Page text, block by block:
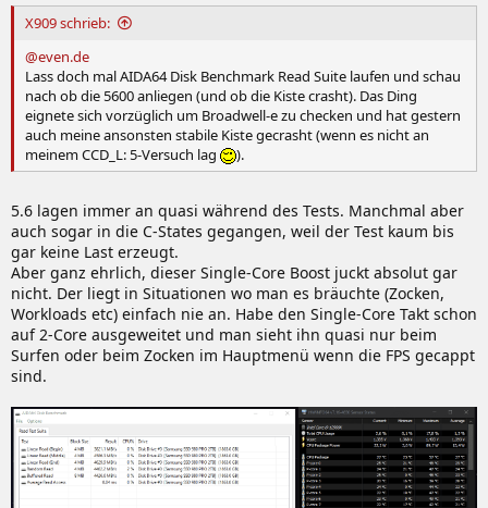
X909 schrieb:
@even.de
Lass doch mal AIDA64 Disk Benchmark Read Suite laufen und schau
nach ob die 5600 anliegen (und ob die Kiste crasht). Das Ding
eignete sich vorzüglich um Broadwell-e zu checken und hat gestern
auch meine ansonsten stabile Kiste gecrasht (wenn es nicht an
meinem CCD_L: 5-Versuch lag
).
5.6 lagen immer an quasi während des Tests. Manchmal aber
auch sogar in die C-States gegangen, weil der Test kaum bis
gar keine Last erzeugt.
Aber ganz ehrlich, dieser Single-Core Boost juckt absolut gar
nicht. Der liegt in Situationen wo man es bräuchte (Zocken,
Workloads etc) einfach nie an. Habe den Single-Core Takt schon
auf 2-Core ausgeweitet und man sieht ihn quasi nur beim
Surfen oder beim Zocken im Hauptmenü wenn die FPS gecappt
sind.